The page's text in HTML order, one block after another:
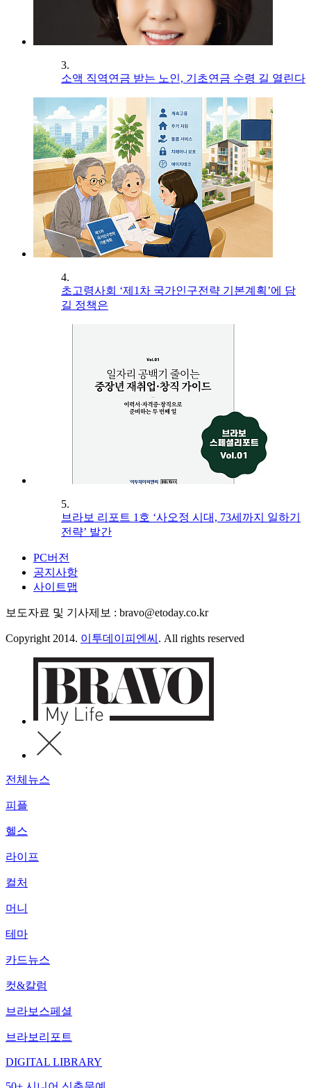
3.
소액 직역연금 받는 노인, 기초연금 수령 길 열린다
4.
초고령사회 ‘제1차 국가인구전략 기본계획’에 담
길 정책은
5.
브라보 리포트 1호 ‘사오정 시대, 73세까지 일하기
전략’ 발간
PC버전
공지사항
사이트맵
보도자료 및 기사제보 : bravo@etoday.co.kr
Copyright 2014. 이투데이피엔씨 . All rights reserved
전체뉴스
피플
헬스
라이프
컬처
머니
테마
카드뉴스
컷&칼럼
브라보스페셜
브라보리포트
DIGITAL LIBRARY